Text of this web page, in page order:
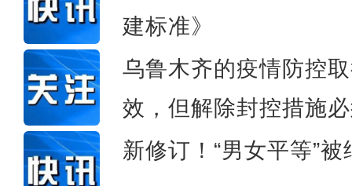
建标准》
乌鲁木齐的疫情防控
效，但解除封控措施
新修订！“男女平等”